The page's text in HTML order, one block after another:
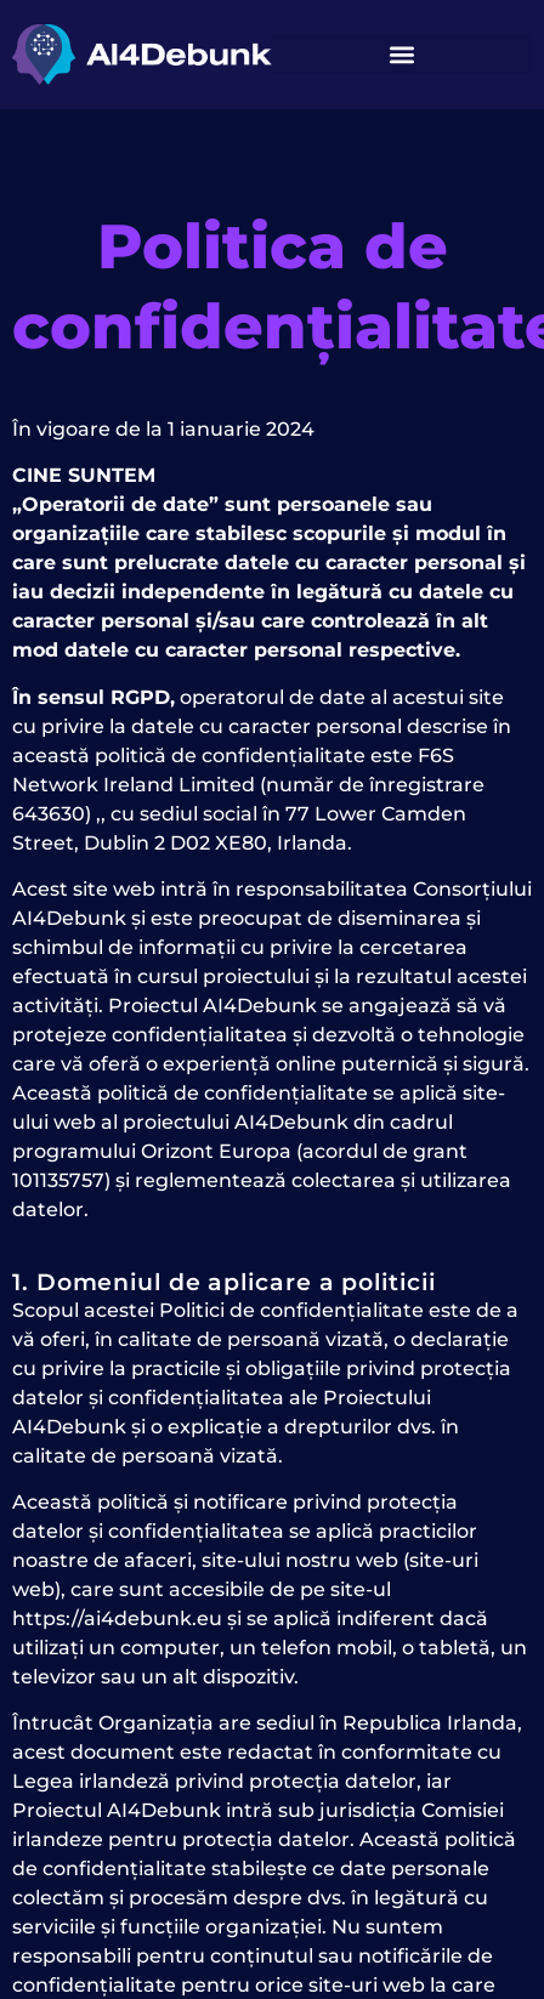
Politica de
În vigoare de la 1 ianuarie 2024
CINE SUNTEM
„Operatorii de date” sunt persoanele sau
organizațiile care stabilesc scopurile și modul în
care sunt prelucrate datele cu caracter personal și
iau decizii independente în legătură cu datele cu
caracter personal și/sau care controlează în alt
mod datele cu caracter personal respective.
În sensul RGPD, operatorul de date al acestui site
cu privire la datele cu caracter personal descrise în
această politică de confidențialitate este F6S
Network Ireland Limited (număr de înregistrare
643630) ,, cu sediul social în 77 Lower Camden
Street, Dublin 2 D02 XE80, Irlanda.
Acest site web intră în responsabilitatea Consorțiului
AI4Debunk și este preocupat de diseminarea și
schimbul de informații cu privire la cercetarea
efectuată în cursul proiectului și la rezultatul acestei
activități. Proiectul AI4Debunk se angajează să vă
protejeze confidențialitatea și dezvoltă o tehnologie
care vă oferă o experiență online puternică și sigură.
Această politică de confidențialitate se aplică site-
ului web al proiectului AI4Debunk din cadrul
programului Orizont Europa (acordul de grant
101135757) și reglementează colectarea și utilizarea
datelor.
1. Domeniul de aplicare a politicii
Scopul acestei Politici de confidențialitate este de a
vă oferi, în calitate de persoană vizată, o declarație
cu privire la practicile și obligațiile privind protecția
datelor și confidențialitatea ale Proiectului
AI4Debunk și o explicație a drepturilor dvs. în
calitate de persoană vizată.
Această politică și notificare privind protecția
datelor și confidențialitatea se aplică practicilor
noastre de afaceri, site-ului nostru web (site-uri
web), care sunt accesibile de pe site-ul
https://ai4debunk.eu și se aplică indiferent dacă
utilizați un computer, un telefon mobil, o tabletă, un
televizor sau un alt dispozitiv.
Întrucât Organizația are sediul în Republica Irlanda,
acest document este redactat în conformitate cu
Legea irlandeză privind protecția datelor, iar
Proiectul AI4Debunk intră sub jurisdicția Comisiei
irlandeze pentru protecția datelor. Această politică
de confidențialitate stabilește ce date personale
colectăm și procesăm despre dvs. în legătură cu
serviciile și funcțiile organizației. Nu suntem
responsabili pentru conținutul sau notificările de
confidențialitate pentru orice site-uri web la care